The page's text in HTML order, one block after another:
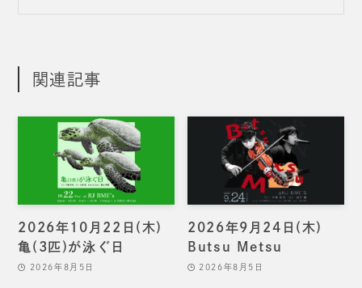
関連記事
2026年10月22日(木)
亀(3匹)が泳ぐ日
2026年8月5日
2026年9月24日(木)
Butsu Metsu
2026年8月5日